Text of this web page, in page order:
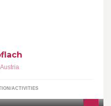
Austria
ACTIVITIES